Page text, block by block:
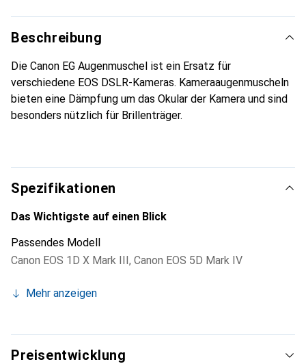
Beschreibung
Die Canon EG Augenmuschel ist ein Ersatz für
verschiedene EOS DSLR-Kameras. Kameraaugenmuscheln
bieten eine Dämpfung um das Okular der Kamera und sind
besonders nützlich für Brillenträger.
Spezifikationen
Das Wichtigste auf einen Blick
Passendes Modell
Canon EOS 1D X Mark III, Canon EOS 5D Mark IV
Mehr anzeigen
Preisentwicklung